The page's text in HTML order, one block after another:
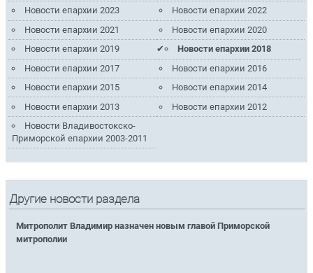
Новости епархии 2023
Новости епархии 2022
Новости епархии 2021
Новости епархии 2020
Новости епархии 2019
Новости епархии 2018
Новости епархии 2017
Новости епархии 2016
Новости епархии 2015
Новости епархии 2014
Новости епархии 2013
Новости епархии 2012
Новости Владивостокско-
Приморской епархии 2003-2011
Другие новости раздела
Митрополит Владимир назначен новым главой Приморской
митрополии